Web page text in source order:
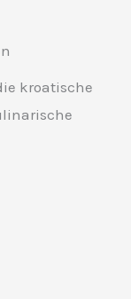
kroatische